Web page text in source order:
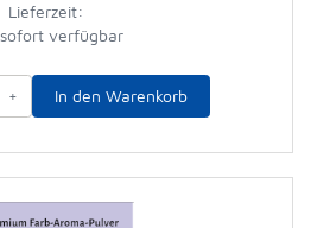
Lieferzeit:
sofort verfügbar
+ In den Warenkorb